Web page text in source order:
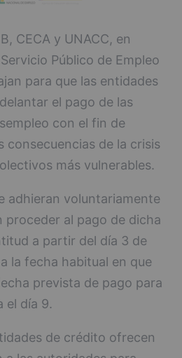
CECA y UNACC, en
Público de Empleo
para que las entidades
el pago de las
con el fin de
consecuencias de la crisis
más vulnerables.
adhieran voluntariamente
proceder al pago de dicha
a partir del día 3 de
la fecha habitual en que
prevista de pago para
el día 9.
de crédito ofrecen